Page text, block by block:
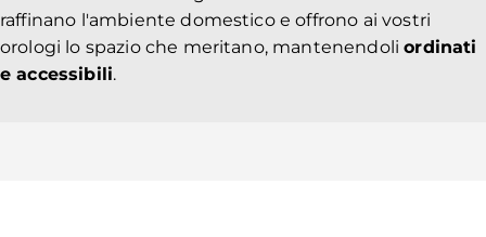
raffinano l'ambiente domestico e offrono ai vostri
orologi lo spazio che meritano, mantenendoliordinati
e accessibili.